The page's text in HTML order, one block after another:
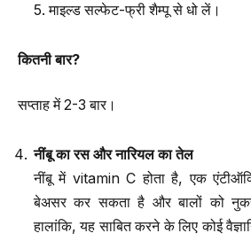
5. माइल्ड सल्फेट-फ्री शैम्पू से धो लें।
कितनी बार?
सप्ताह में 2-3 बार।
नींबू का रस और नारियल का तेल
नींबू में vitamin C होता है, एक
बेअसर कर सकता है और बालों को
हालांकि, यह साबित करने के लिए कोई